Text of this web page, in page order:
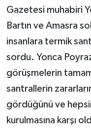
Gazetesi muhabiri
Bartın ve Amasra
insanlara termik
sordu. Yonca
görüşmelerin
santrallerin
gördüğünü ve
kurulmasına karşı